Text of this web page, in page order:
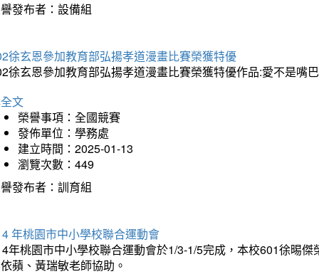
發布者：設備組
徐玄恩參加教育部弘揚孝道漫畫比賽榮獲特優
徐玄恩參加教育部弘揚孝道漫畫比賽榮獲特優作品:愛不是嘴
文
榮譽事項：全國競賽
發佈單位：學務處
建立時間：2025-01-13
瀏覽次數：449
發布者：訓育組
年桃園市中小學校聯合運動會
年桃園市中小學校聯合運動會於1/3-1/5完成，本校601徐晹
蘋、黃瑞敏老師協助。